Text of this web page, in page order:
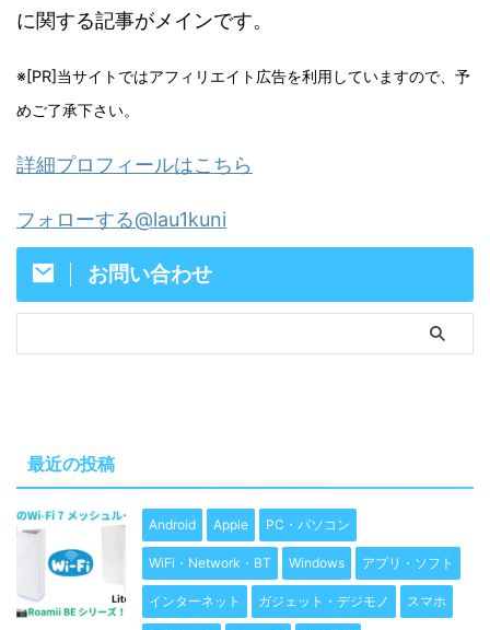
に関する記事がメインです。
※[PR]当サイトではアフィリエイト広告を利用していますので、予
めご了承下さい。
詳細プロフィールはこちら
フォローする@lau1kuni
お問い合わせ
最近の投稿
Android Apple PC・パソコン
WiFi・Network・BT Windows アプリ・ソフト
インターネット ガジェット・デジモノ スマホ